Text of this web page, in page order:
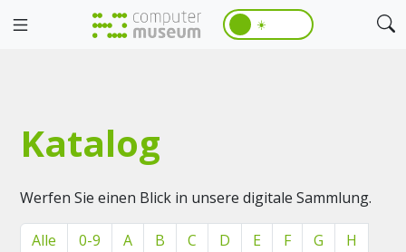
☀️
Katalog
Werfen Sie einen Blick in unsere digitale Sammlung.
Alle 0-9 A B C D E F G
H